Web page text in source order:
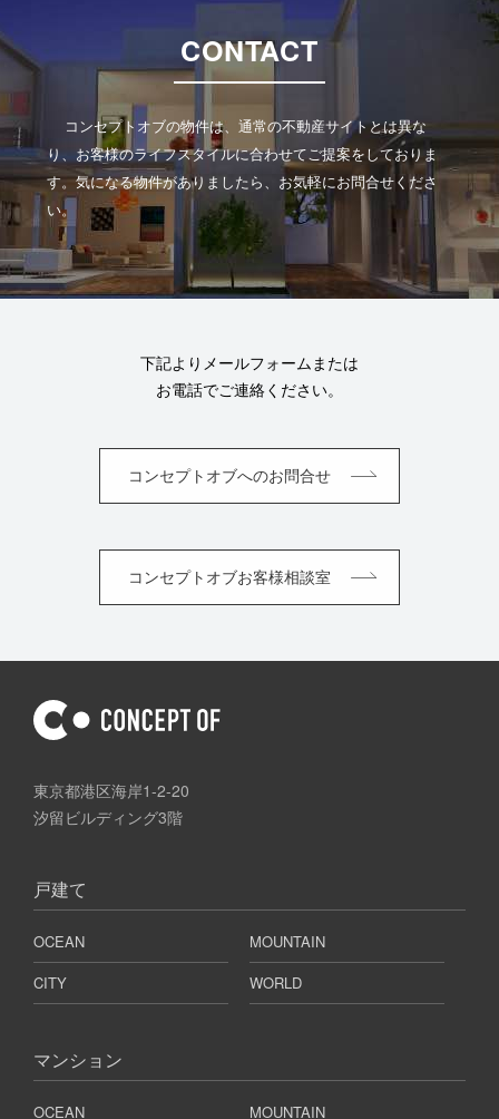
CONTACT
コンセプトオブの物件は、通常の不動産サイトとは異な
り、お客様のライフスタイルに合わせてご提案をしておりま
す。気になる物件がありましたら、お気軽にお問合せくださ
い。
下記よりメールフォームまたは
お電話でご連絡ください。
コンセプトオブへのお問合せ
コンセプトオブお客様相談室
東京都港区海岸1-2-20
汐留ビルディング3階
戸建て
OCEAN
MOUNTAIN
CITY
WORLD
マンション
OCEAN MOUNTAIN